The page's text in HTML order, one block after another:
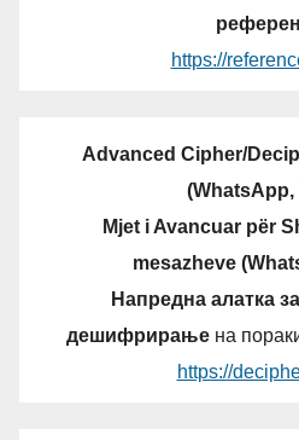
https://
Advanced Cipher/
(WhatsApp,
Mjet i Avancuar për
mesazheve
Напредна алатка
дешифрирањена
https://